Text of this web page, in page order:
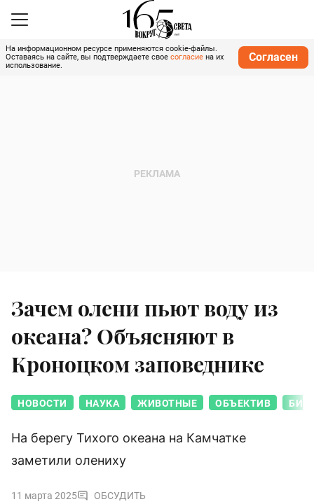
На информационном ресурсе применяются cookie-файлы.
Оставаясь на сайте, вы подтверждаете свое согласие на их
использование.
Согласен
Зачем олени пьют воду из
океана? Объясняют в
Кроноцком заповеднике
НОВОСТИ НАУКА ЖИВОТНЫЕ ОБЪЕКТИВ
На берегу Тихого океана на Камчатке
заметили олениху
11 марта 2025 ОБСУДИТЬ